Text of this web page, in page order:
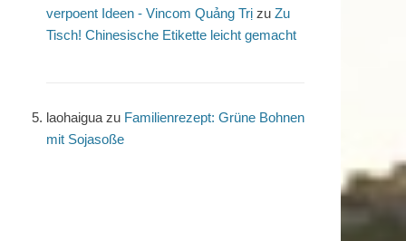
verpoent Ideen - Vincom Quảng Trị zu Zu
Tisch! Chinesische Etikette leicht gemacht
laohaigua zu Familienrezept: Grüne Bohnen
mit Sojasoße